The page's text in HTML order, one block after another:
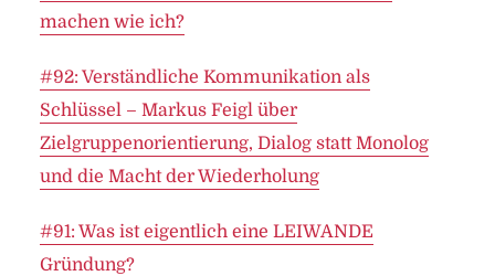
machen wie ich?
#92: Verständliche Kommunikation als
Schlüssel – Markus Feigl über
Zielgruppenorientierung, Dialog statt Monolog
und die Macht der Wiederholung
#91: Was ist eigentlich eine LEIWANDE
Gründung?